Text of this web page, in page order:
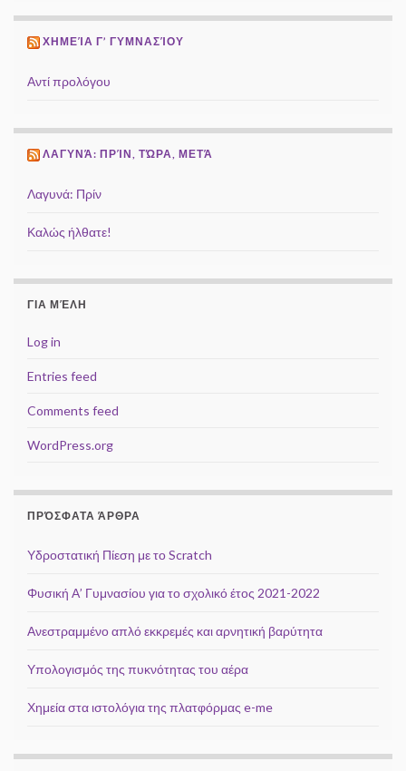
ΧΗΜΕΊΑ Γ’ ΓΥΜΝΑΣΊΟΥ
Αντί προλόγου
ΛΑΓΥΝΆ: ΠΡΊΝ, ΤΏΡΑ, ΜΕΤΆ
Λαγυνά: Πρίν
Καλώς ήλθατε!
ΓΙΑ ΜΈΛΗ
Log in
Entries feed
Comments feed
WordPress.org
ΠΡΌΣΦΑΤΑ ΆΡΘΡΑ
Υδροστατική Πίεση με το Scratch
Φυσική Α’ Γυμνασίου για το σχολικό έτος 2021-2022
Ανεστραμμένο απλό εκκρεμές και αρνητική βαρύτητα
Υπολογισμός της πυκνότητας του αέρα
Χημεία στα ιστολόγια της πλατφόρμας e-me